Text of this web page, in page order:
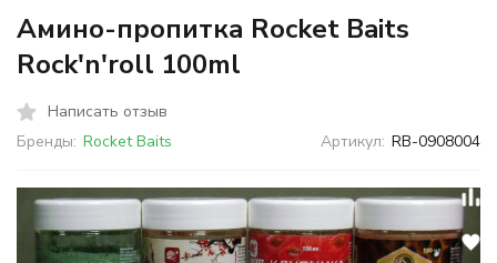
Амино-пропитка Rocket Baits
Rock'n'roll 100ml
Написать отзыв
Бренды: Rocket Baits Артикул: RB-0908004